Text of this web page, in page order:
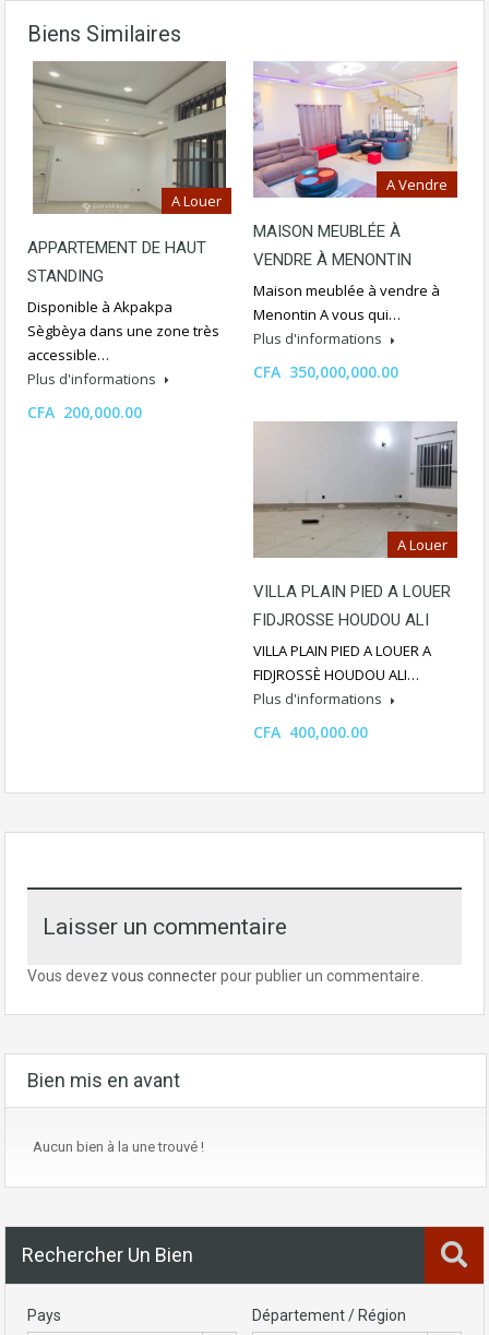
Biens Similaires
A Louer
APPARTEMENT DE HAUT
STANDING
Disponible à Akpakpa
Sègbèya dans une zone très
accessible…
Plus d'informations
CFA 200,000.00
A Vendre
MAISON MEUBLÉE À
VENDRE À MENONTIN
Maison meublée à vendre à
Menontin A vous qui…
Plus d'informations
CFA 350,000,000.00
A Louer
VILLA PLAIN PIED A LOUER
FIDJROSSE HOUDOU ALI
VILLA PLAIN PIED A LOUER A
FIDJROSSÈ HOUDOU ALI…
Plus d'informations
CFA 400,000.00
Laisser un commentaire
Vous devez vous connecterpour publier un commentaire.
Bien mis en avant
Aucun bien à la une trouvé !
Rechercher Un Bien
Pays Département / Région